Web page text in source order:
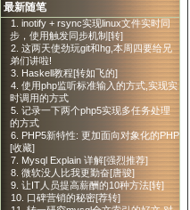
最新随笔
1. inotify + rsync实现linux文件实时同
步，使用触发同步机制[转]
2. 这两天使劲玩git和hg,本周四要给兄
弟们讲啦!
3. Haskell教程[转如飞的]
4. 使用php监听标准输入的方式,实现实
时调用的方式
5. 记录一下两个php5实现多任务处理
的方式
6. PHP5新特性: 更加面向对象化的PHP
[收藏]
7. Mysql Explain 详解[强烈推荐]
8. 微软没人比我更勤奋[唐骏]
9. 让IT人员提高薪酬的10种方法[转]
10. 口碑营销的秘密[荐转]